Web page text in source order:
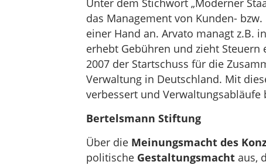
Unter dem Stichwort „Moderner
das Management von Kunden-
einer Hand an. Arvato managt z.B.
erhebt Gebühren und zieht
2007 der Startschuss für die
Verwaltung in Deutschland. Mit
verbessert und Verwaltungsabläufe
Bertelsmann Stiftung
Über die Meinungsmacht des
politische Gestaltungsmachtaus,